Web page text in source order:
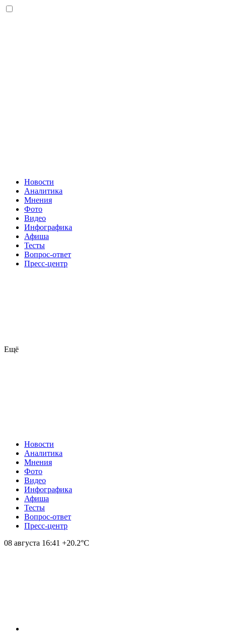
Новости
Аналитика
Мнения
Фото
Видео
Инфографика
Афиша
Тесты
Вопрос-ответ
Пресс-центр
Ещё
Новости
Аналитика
Мнения
Фото
Видео
Инфографика
Афиша
Тесты
Вопрос-ответ
Пресс-центр
08 августа 16:41 +20.2°С